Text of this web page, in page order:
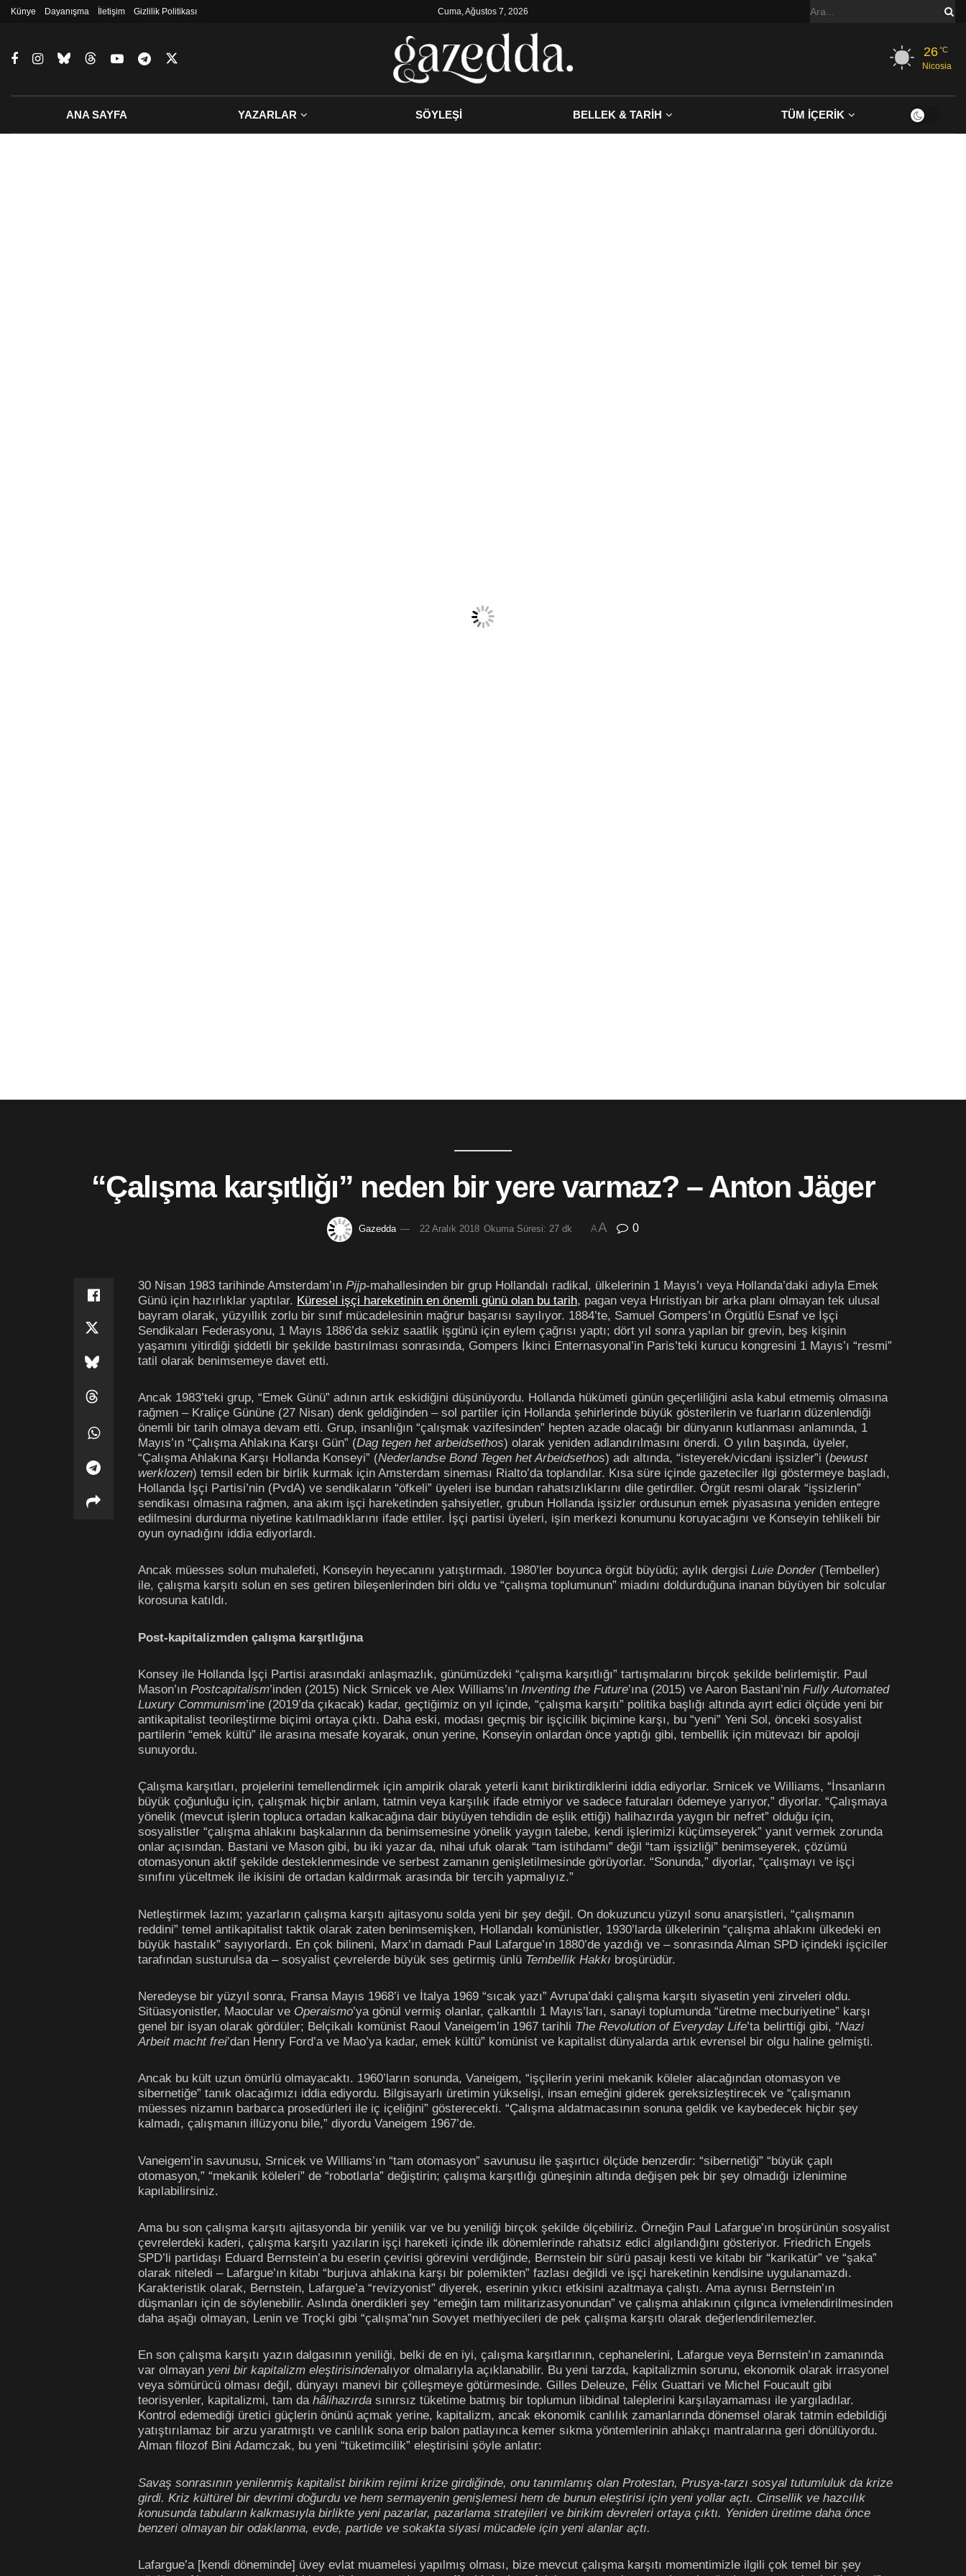
Künye Dayanışma İletişim Gizlilik Politikası Cuma, Ağustos 7, 2026
26°C
Nicosia
ANA SAYFA YAZARLAR SÖYLEŞİ BELLEK & TARİH TÜM İÇERİK
“Çalışma karşıtlığı” neden bir yere varmaz? – Anton Jäger
Gazedda 22 Aralık 2018 Okuma Süresi: 27 dk AA 0
30 Nisan 1983 tarihinde Amsterdam’ın Pijp-mahallesinden bir grup Hollandalı radikal, ülkelerinin 1 Mayıs’ı veya Hollanda’daki adıyla Emek
Günü için hazırlıklar yaptılar. Küresel işçi hareketinin en önemli günü olan bu tarih, pagan veya Hıristiyan bir arka planı olmayan tek ulusal
bayram olarak, yüzyıllık zorlu bir sınıf mücadelesinin mağrur başarısı sayılıyor. 1884’te, Samuel Gompers’ın Örgütlü Esnaf ve İşçi
Sendikaları Federasyonu, 1 Mayıs 1886’da sekiz saatlik işgünü için eylem çağrısı yaptı; dört yıl sonra yapılan bir grevin, beş kişinin
yaşamını yitirdiği şiddetli bir şekilde bastırılması sonrasında, Gompers İkinci Enternasyonal’in Paris’teki kurucu kongresini 1 Mayıs’ı “resmi”
tatil olarak benimsemeye davet etti.
Ancak 1983’teki grup, “Emek Günü” adının artık eskidiğini düşünüyordu. Hollanda hükümeti günün geçerliliğini asla kabul etmemiş olmasına
rağmen – Kraliçe Gününe (27 Nisan) denk geldiğinden – sol partiler için Hollanda şehirlerinde büyük gösterilerin ve fuarların düzenlendiği
önemli bir tarih olmaya devam etti. Grup, insanlığın “çalışmak vazifesinden” hepten azade olacağı bir dünyanın kutlanması anlamında, 1
Mayıs’ın “Çalışma Ahlakına Karşı Gün” (Dag tegen het arbeidsethos) olarak yeniden adlandırılmasını önerdi. O yılın başında, üyeler,
“Çalışma Ahlakına Karşı Hollanda Konseyi” (Nederlandse Bond Tegen het Arbeidsethos) adı altında, “isteyerek/vicdani işsizler”i (bewust
werklozen) temsil eden bir birlik kurmak için Amsterdam sineması Rialto’da toplandılar. Kısa süre içinde gazeteciler ilgi göstermeye başladı,
Hollanda İşçi Partisi’nin (PvdA) ve sendikaların “öfkeli” üyeleri ise bundan rahatsızlıklarını dile getirdiler. Örgüt resmi olarak “işsizlerin”
sendikası olmasına rağmen, ana akım işçi hareketinden şahsiyetler, grubun Hollanda işsizler ordusunun emek piyasasına yeniden entegre
edilmesini durdurma niyetine katılmadıklarını ifade ettiler. İşçi partisi üyeleri, işin merkezi konumunu koruyacağını ve Konseyin tehlikeli bir
oyun oynadığını iddia ediyorlardı.
Ancak müesses solun muhalefeti, Konseyin heyecanını yatıştırmadı. 1980’ler boyunca örgüt büyüdü; aylık dergisi Luie Donder (Tembeller)
ile, çalışma karşıtı solun en ses getiren bileşenlerinden biri oldu ve “çalışma toplumunun” miadını doldurduğuna inanan büyüyen bir solcular
korosuna katıldı.
Post-kapitalizmden çalışma karşıtlığına
Konsey ile Hollanda İşçi Partisi arasındaki anlaşmazlık, günümüzdeki “çalışma karşıtlığı” tartışmalarını birçok şekilde belirlemiştir. Paul
Mason’ın Postcapitalism’inden (2015) Nick Srnicek ve Alex Williams’ın Inventing the Future’ına (2015) ve Aaron Bastani’nin Fully Automated
Luxury Communism’ine (2019’da çıkacak) kadar, geçtiğimiz on yıl içinde, “çalışma karşıtı” politika başlığı altında ayırt edici ölçüde yeni bir
antikapitalist teorileştirme biçimi ortaya çıktı. Daha eski, modası geçmiş bir işçicilik biçimine karşı, bu “yeni” Yeni Sol, önceki sosyalist
partilerin “emek kültü” ile arasına mesafe koyarak, onun yerine, Konseyin onlardan önce yaptığı gibi, tembellik için mütevazı bir apoloji
sunuyordu.
Çalışma karşıtları, projelerini temellendirmek için ampirik olarak yeterli kanıt biriktirdiklerini iddia ediyorlar. Srnicek ve Williams, “İnsanların
büyük çoğunluğu için, çalışmak hiçbir anlam, tatmin veya karşılık ifade etmiyor ve sadece faturaları ödemeye yarıyor,” diyorlar. “Çalışmaya
yönelik (mevcut işlerin topluca ortadan kalkacağına dair büyüyen tehdidin de eşlik ettiği) halihazırda yaygın bir nefret” olduğu için,
sosyalistler “çalışma ahlakını başkalarının da benimsemesine yönelik yaygın talebe, kendi işlerimizi küçümseyerek” yanıt vermek zorunda
onlar açısından. Bastani ve Mason gibi, bu iki yazar da, nihai ufuk olarak “tam istihdamı” değil “tam işsizliği” benimseyerek, çözümü
otomasyonun aktif şekilde desteklenmesinde ve serbest zamanın genişletilmesinde görüyorlar. “Sonunda,” diyorlar, “çalışmayı ve işçi
sınıfını yüceltmek ile ikisini de ortadan kaldırmak arasında bir tercih yapmalıyız.”
Netleştirmek lazım; yazarların çalışma karşıtı ajitasyonu solda yeni bir şey değil. On dokuzuncu yüzyıl sonu anarşistleri, “çalışmanın
reddini” temel antikapitalist taktik olarak zaten benimsemişken, Hollandalı komünistler, 1930’larda ülkelerinin “çalışma ahlakını ülkedeki en
büyük hastalık” sayıyorlardı. En çok bilineni, Marx’ın damadı Paul Lafargue’ın 1880’de yazdığı ve – sonrasında Alman SPD içindeki işçiciler
tarafından susturulsa da – sosyalist çevrelerde büyük ses getirmiş ünlü Tembellik Hakkı broşürüdür.
Neredeyse bir yüzyıl sonra, Fransa Mayıs 1968’i ve İtalya 1969 “sıcak yazı” Avrupa’daki çalışma karşıtı siyasetin yeni zirveleri oldu.
Sitüasyonistler, Maocular ve Operaismo’ya gönül vermiş olanlar, çalkantılı 1 Mayıs’ları, sanayi toplumunda “üretme mecburiyetine” karşı
genel bir isyan olarak gördüler; Belçikalı komünist Raoul Vaneigem’in 1967 tarihli The Revolution of Everyday Life’ta belirttiği gibi, “Nazi
Arbeit macht frei’dan Henry Ford’a ve Mao’ya kadar, emek kültü” komünist ve kapitalist dünyalarda artık evrensel bir olgu haline gelmişti.
Ancak bu kült uzun ömürlü olmayacaktı. 1960’ların sonunda, Vaneigem, “işçilerin yerini mekanik köleler alacağından otomasyon ve
sibernetiğe” tanık olacağımızı iddia ediyordu. Bilgisayarlı üretimin yükselişi, insan emeğini giderek gereksizleştirecek ve “çalışmanın
müesses nizamın barbarca prosedürleri ile iç içeliğini” gösterecekti. “Çalışma aldatmacasının sonuna geldik ve kaybedecek hiçbir şey
kalmadı, çalışmanın illüzyonu bile,” diyordu Vaneigem 1967’de.
Vaneigem’in savunusu, Srnicek ve Williams’ın “tam otomasyon” savunusu ile şaşırtıcı ölçüde benzerdir: “sibernetiği” “büyük çaplı
otomasyon,” “mekanik köleleri” de “robotlarla” değiştirin; çalışma karşıtlığı güneşinin altında değişen pek bir şey olmadığı izlenimine
kapılabilirsiniz.
Ama bu son çalışma karşıtı ajitasyonda bir yenilik var ve bu yeniliği birçok şekilde ölçebiliriz. Örneğin Paul Lafargue’ın broşürünün sosyalist
çevrelerdeki kaderi, çalışma karşıtı yazıların işçi hareketi içinde ilk dönemlerinde rahatsız edici algılandığını gösteriyor. Friedrich Engels
SPD’li partidaşı Eduard Bernstein’a bu eserin çevirisi görevini verdiğinde, Bernstein bir sürü pasajı kesti ve kitabı bir “karikatür” ve “şaka”
olarak niteledi – Lafargue’ın kitabı “burjuva ahlakına karşı bir polemikten” fazlası değildi ve işçi hareketinin kendisine uygulanamazdı.
Karakteristik olarak, Bernstein, Lafargue’a “revizyonist” diyerek, eserinin yıkıcı etkisini azaltmaya çalıştı. Ama aynısı Bernstein’ın
düşmanları için de söylenebilir. Aslında önerdikleri şey “emeğin tam militarizasyonundan” ve çalışma ahlakının çılgınca ivmelendirilmesinden
daha aşağı olmayan, Lenin ve Troçki gibi “çalışma”nın Sovyet methiyecileri de pek çalışma karşıtı olarak değerlendirilemezler.
En son çalışma karşıtı yazın dalgasının yeniliği, belki de en iyi, çalışma karşıtlarının, cephanelerini, Lafargue veya Bernstein’ın zamanında
var olmayan yeni bir kapitalizm eleştirisindenalıyor olmalarıyla açıklanabilir. Bu yeni tarzda, kapitalizmin sorunu, ekonomik olarak irrasyonel
veya sömürücü olması değil, dünyayı manevi bir çölleşmeye götürmesinde. Gilles Deleuze, Félix Guattari ve Michel Foucault gibi
teorisyenler, kapitalizmi, tam da hâlihazırda sınırsız tüketime batmış bir toplumun libidinal taleplerini karşılayamaması ile yargıladılar.
Kontrol edemediği üretici güçlerin önünü açmak yerine, kapitalizm, ancak ekonomik canlılık zamanlarında dönemsel olarak tatmin edebildiği
yatıştırılamaz bir arzu yaratmıştı ve canlılık sona erip balon patlayınca kemer sıkma yöntemlerinin ahlakçı mantralarına geri dönülüyordu.
Alman filozof Bini Adamczak, bu yeni “tüketimcilik” eleştirisini şöyle anlatır:
Savaş sonrasının yenilenmiş kapitalist birikim rejimi krize girdiğinde, onu tanımlamış olan Protestan, Prusya-tarzı sosyal tutumluluk da krize
girdi. Kriz kültürel bir devrimi doğurdu ve hem sermayenin genişlemesi hem de bunun eleştirisi için yeni yollar açtı. Cinsellik ve hazcılık
konusunda tabuların kalkmasıyla birlikte yeni pazarlar, pazarlama stratejileri ve birikim devreleri ortaya çıktı. Yeniden üretime daha önce
benzeri olmayan bir odaklanma, evde, partide ve sokakta siyasi mücadele için yeni alanlar açtı.
Lafargue’a [kendi döneminde] üvey evlat muamelesi yapılmış olması, bize mevcut çalışma karşıtı momentimizle ilgili çok temel bir şey